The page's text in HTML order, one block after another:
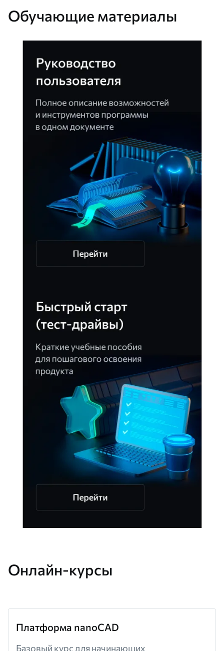
Обучающие материалы
Онлайн-курсы
Платформа nanoCAD
Базовый курс для начинающих